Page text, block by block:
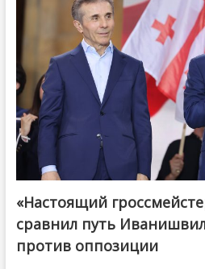
@ქართული ოცნება / Georgian
«Настоящий
сравнил путь
против оппозиции